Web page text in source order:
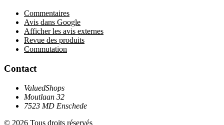
Commentaires
Avis dans Google
Afficher les avis externes
Revue des produits
Commutation
Contact
ValuedShops
Moutlaan 32
7523 MD Enschede
© 2026 Tous droits réservés